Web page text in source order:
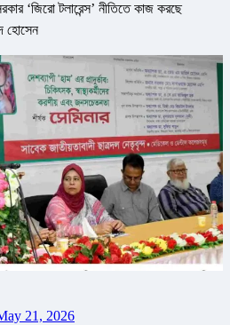
‘জিরো টলারেন্স’ নীতিতে কাজ করছে
হোসেন
21, 2026